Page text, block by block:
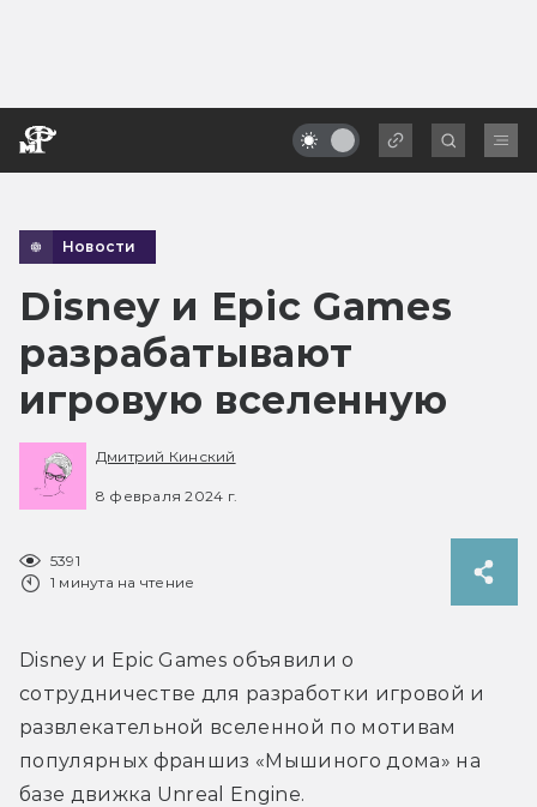
Новости
Disney и Epic Games
разрабатывают
игровую вселенную
Дмитрий Кинский
8 февраля 2024 г.
5391
1 минута на чтение
Disney и Epic Games объявили о
сотрудничестве для разработки игровой и
развлекательной вселенной по мотивам
популярных франшиз «Мышиного дома» на
базе движка Unreal Engine.